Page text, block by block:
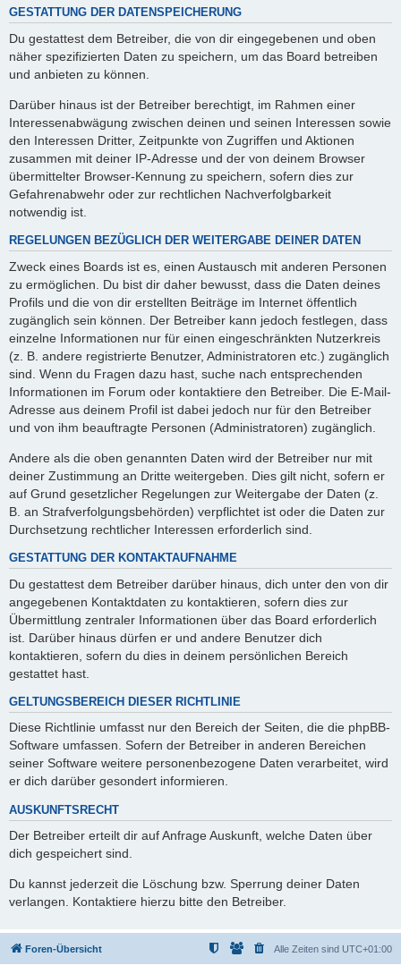
GESTATTUNG DER DATENSPEICHERUNG
Du gestattest dem Betreiber, die von dir eingegebenen und oben
näher spezifizierten Daten zu speichern, um das Board betreiben
und anbieten zu können.
Darüber hinaus ist der Betreiber berechtigt, im Rahmen einer
Interessenabwägung zwischen deinen und seinen Interessen sowie
den Interessen Dritter, Zeitpunkte von Zugriffen und Aktionen
zusammen mit deiner IP-Adresse und der von deinem Browser
übermittelter Browser-Kennung zu speichern, sofern dies zur
Gefahrenabwehr oder zur rechtlichen Nachverfolgbarkeit
notwendig ist.
REGELUNGEN BEZÜGLICH DER WEITERGABE DEINER DATEN
Zweck eines Boards ist es, einen Austausch mit anderen Personen
zu ermöglichen. Du bist dir daher bewusst, dass die Daten deines
Profils und die von dir erstellten Beiträge im Internet öffentlich
zugänglich sein können. Der Betreiber kann jedoch festlegen, dass
einzelne Informationen nur für einen eingeschränkten Nutzerkreis
(z. B. andere registrierte Benutzer, Administratoren etc.) zugänglich
sind. Wenn du Fragen dazu hast, suche nach entsprechenden
Informationen im Forum oder kontaktiere den Betreiber. Die E-Mail-
Adresse aus deinem Profil ist dabei jedoch nur für den Betreiber
und von ihm beauftragte Personen (Administratoren) zugänglich.
Andere als die oben genannten Daten wird der Betreiber nur mit
deiner Zustimmung an Dritte weitergeben. Dies gilt nicht, sofern er
auf Grund gesetzlicher Regelungen zur Weitergabe der Daten (z.
B. an Strafverfolgungsbehörden) verpflichtet ist oder die Daten zur
Durchsetzung rechtlicher Interessen erforderlich sind.
GESTATTUNG DER KONTAKTAUFNAHME
Du gestattest dem Betreiber darüber hinaus, dich unter den von dir
angegebenen Kontaktdaten zu kontaktieren, sofern dies zur
Übermittlung zentraler Informationen über das Board erforderlich
ist. Darüber hinaus dürfen er und andere Benutzer dich
kontaktieren, sofern du dies in deinem persönlichen Bereich
gestattet hast.
GELTUNGSBEREICH DIESER RICHTLINIE
Diese Richtlinie umfasst nur den Bereich der Seiten, die die phpBB-
Software umfassen. Sofern der Betreiber in anderen Bereichen
seiner Software weitere personenbezogene Daten verarbeitet, wird
er dich darüber gesondert informieren.
AUSKUNFTSRECHT
Der Betreiber erteilt dir auf Anfrage Auskunft, welche Daten über
dich gespeichert sind.
Du kannst jederzeit die Löschung bzw. Sperrung deiner Daten
verlangen. Kontaktiere hierzu bitte den Betreiber.
Foren-Übersicht Alle Zeiten sind UTC+01:00